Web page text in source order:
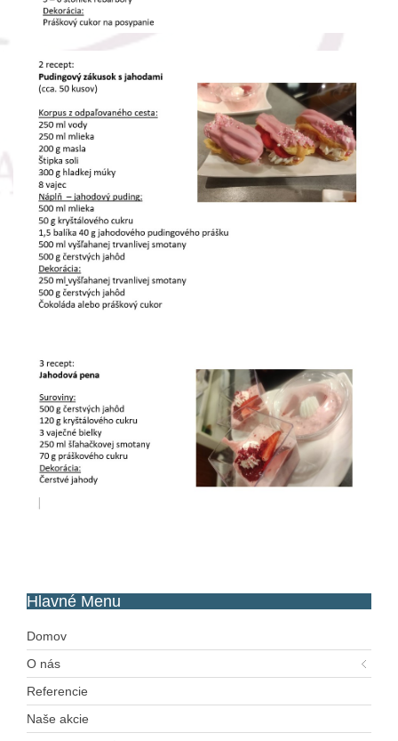
Hlavné Menu
Domov
O nás
Referencie
Naše akcie